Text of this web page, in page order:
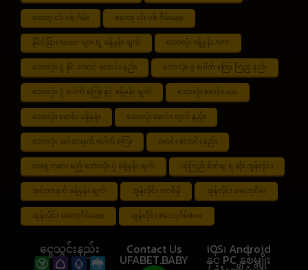
စလော့ ငါး ပစ် ဂိမ်း စလော့ ငါး ပစ် ဂိမ်းapp
နိုင်ငံခြား tipster များ ရဲ့ ခန့်မှန်း ချက် ဘောလုံး ခန့်မှန်း APK
ဘောလုံး ပွဲ နိုင် အောင် လောင်း နည်း ဘောလုံး ပွဲ ပေါက် ကြေး ကြည့် နည်း
ဘောလုံး ပွဲ ပေါက် ကြေး နှင့် ခန့်မှန်း ချက် ဘောလုံး မောင်း app
ဘောလုံး မောင်း ခန့်မှန်း ဘောလုံး မောင်း တွက် နည်း
ဘောလုံး အင်တာနက် ပေါက် ကြေး မောင်း လောင်း နည်း
ယနေ့ ကစား မည့် ဘောလုံး ပွဲ ခန့်မှန်း ချက် ယုံကြည် စိတ်ချ ရ ဆုံး အွန်လိုင်း
အင်တာနက် ခန့်မှန်း ချက် အွန်လိုင်း ကာစီနို အွန်လိုင်း စလော့ဂိမ်း
အွန်လိုင်း စလော့ဂိမ်းapp အွန်လိုင်း စလော့ဂိမ်းfree
ငွေသွင်းနည်း Contact Us
UFABET.BABY
iOS၊ Android
နှင့် PC နှစ်မျိုး